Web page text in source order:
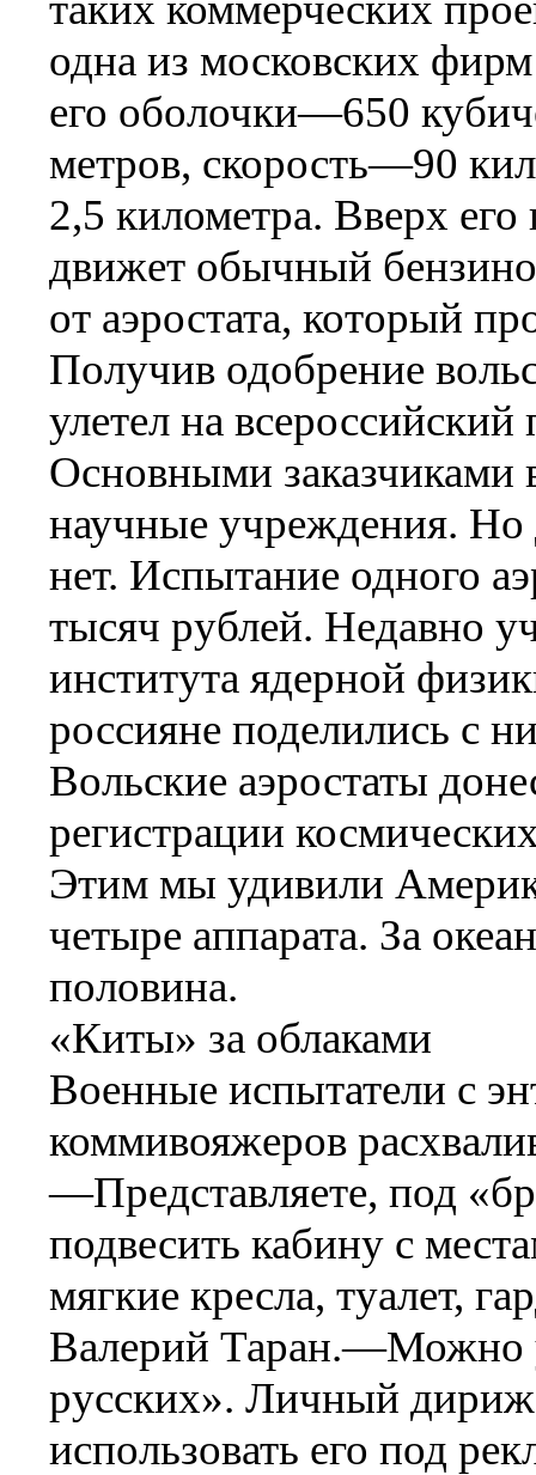
одна из московских
его оболочки—650
метров, скорость—90
2,5 километра. Вверх
движет обычный
от аэростата, который
Получив одобрение
улетел на
Основными заказчиками
научные учреждения. Но
нет. Испытание одного
тысяч рублей. Недавно
института ядерной
россияне поделились с
Вольские аэростаты
регистрации
Этим мы удивили
четыре аппарата. За
половина.
«Киты» за облаками
Военные испытатели с
коммивояжеров
—Представляете, под
подвесить кабину с
мягкие кресла, туалет,
Валерий Таран.—Можно
русских». Личный
использовать его под